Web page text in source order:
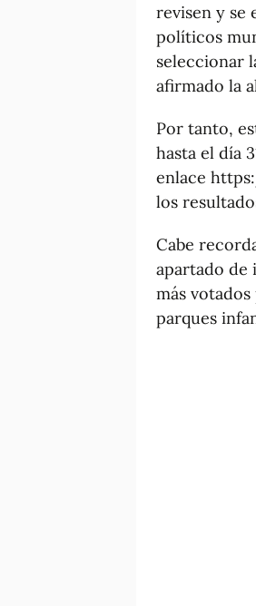
revisen y se
políticos
seleccionar
afirmado la
Por tanto,
hasta el día
enlace
los
Cabe
apartado de
más
parques